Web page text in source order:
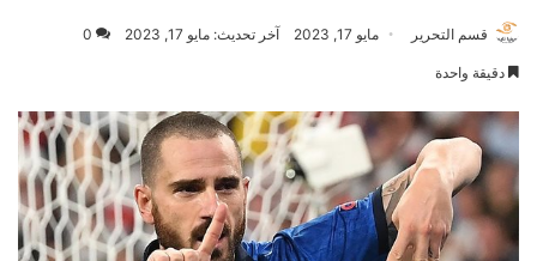
قسم التحرير مايو 17, 2023 آخر تحديث: مايو 17, 2023 0
دقيقة واحدة